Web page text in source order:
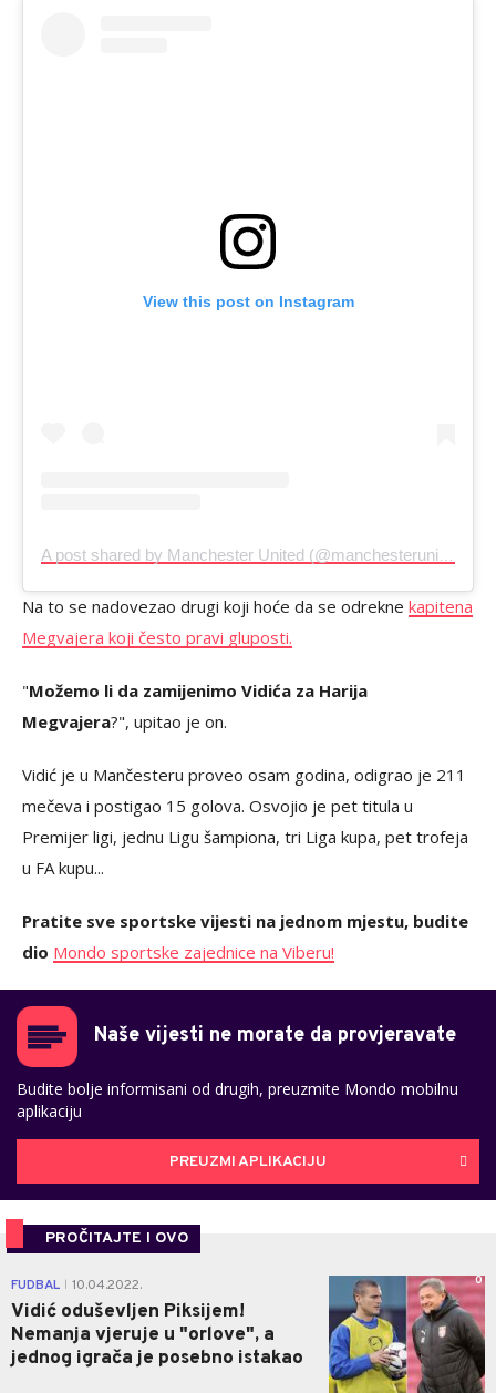
View this post on Instagram
Na to se nadovezao drugi koji hoće da se odrekne kapitena
Megvajera koji često pravi gluposti.
"Možemo li da zamijenimo Vidića za Harija
Megvajera?", upitao je on.
Vidić je u Mančesteru proveo osam godina, odigrao je 211
mečeva i postigao 15 golova. Osvojio je pet titula u
Premijer ligi, jednu Ligu šampiona, tri Liga kupa, pet trofeja
u FA kupu...
Pratite sve sportske vijesti na jednom mjestu, budite
dio Mondo sportske zajednice na Viberu!
Naše vijesti ne morate da provjeravate
Budite bolje informisani od drugih, preuzmite Mondo mobilnu
aplikaciju
PREUZMI APLIKACIJU
PROČITAJTE I OVO
FUDBAL 10.04.2022.
Vidić oduševljen Piksijem!
Nemanja vjeruje u "orlove", a
jednog igrača je posebno istakao
0